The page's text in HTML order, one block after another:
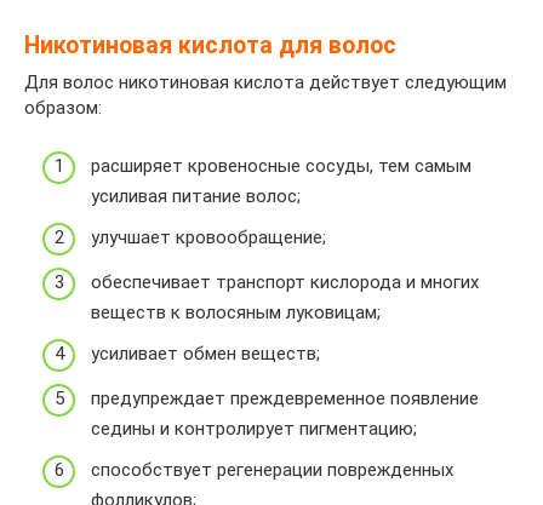
Никотиновая кислота для волос
Для волос никотиновая кислота действует следующим
образом:
расширяет кровеносные сосуды, тем самым
усиливая питание волос;
улучшает кровообращение;
обеспечивает транспорт кислорода и многих
веществ к волосяным луковицам;
усиливает обмен веществ;
предупреждает преждевременное появление
седины и контролирует пигментацию;
способствует регенерации поврежденных
фолликулов;